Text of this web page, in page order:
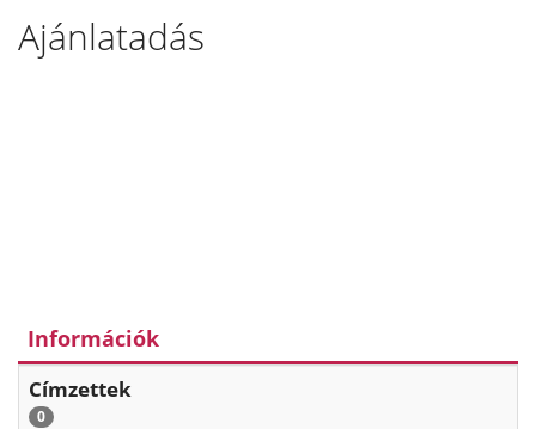
Ajánlatadás
Információk
Címzettek
0